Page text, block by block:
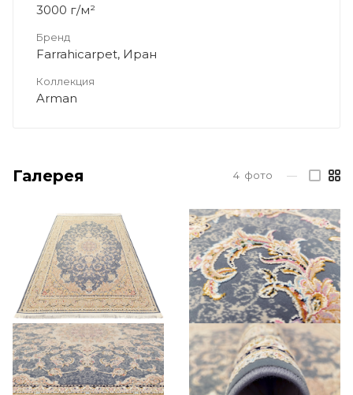
3000 г/м²
Бренд
Farrahicarpet, Иран
Коллекция
Arman
Галерея 4 фото —